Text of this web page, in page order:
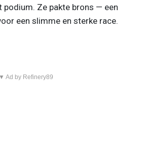
podium. Ze pakte brons — een
een slimme en sterke race.
▼ Ad by Refinery89